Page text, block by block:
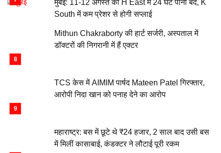
मुंबई: 11-12 अगस्त को H East में 24 घंटे पानी बंद, K
South में कम प्रेशर से होगी सप्लाई
Mithun Chakraborty की हार्ट सर्जरी, अस्पताल में
डॉक्टरों की निगरानी में हैं एक्टर
TCS केस में AIMIM पार्षद Mateen Patel गिरफ्तार,
आरोपी निदा खान को पनाह देने का आरोप
महाराष्ट्र: बस में छूटे थे ₹24 हजार, 2 साल बाद उसी बस
में मिलीं कासाबाई, कंडक्टर ने लौटाई पूरी रकम